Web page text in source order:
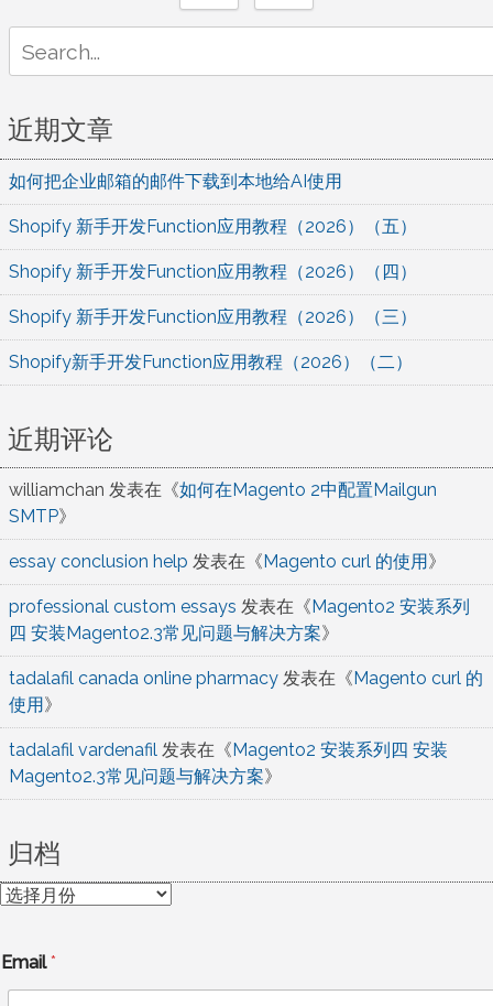
for:
近期文章
如何把企业邮箱的邮件下载到本地给AI使用
Shopify 新手开发Function应用教程（2026）（五）
Shopify 新手开发Function应用教程（2026）（四）
Shopify 新手开发Function应用教程（2026）（三）
Shopify新手开发Function应用教程（2026）（二）
近期评论
williamchan 发表在《如何在Magento 2中配置Mailgun
SMTP》
essay conclusion help 发表在《Magento curl 的使用》
professional custom essays 发表在《Magento2 安装系列
四 安装Magento2.3常见问题与解决方案》
tadalafil canada online pharmacy 发表在《Magento curl 的
使用》
tadalafil vardenafil 发表在《Magento2 安装系列四 安装
Magento2.3常见问题与解决方案》
归档
归
Email*